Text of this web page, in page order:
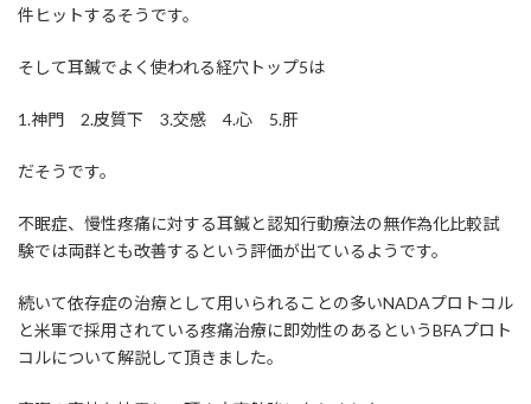
件ヒットするそうです。
そして耳鍼でよく使われる経穴トップ5は
1.神門 2.皮質下 3.交感 4.心 5.肝
だそうです。
不眠症、慢性疼痛に対する耳鍼と認知行動療法の無作為化比較試
験では両群とも改善するという評価が出ているようです。
続いて依存症の治療として用いられることの多いNADAプロトコル
と米軍で採用されている疼痛治療に即効性のあるというBFAプロト
コルについて解説して頂きました。